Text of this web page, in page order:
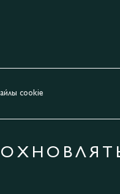
cookie